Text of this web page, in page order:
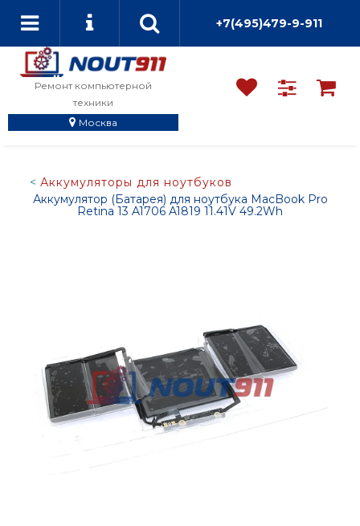
+7(495)479-9-911
Ремонт компьютерной
техники
Москва
Аккумуляторы для ноутбуков
Аккумулятор (Батарея) для ноутбука MacBook Pro
Retina 13 A1706 A1819 11.41V 49.2Wh